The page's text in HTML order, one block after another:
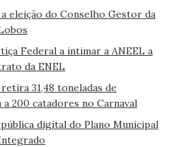
eleição do Conselho Gestor da
Federal a intimar a ANEEL a
da ENEL
31,48 toneladas de
200 catadores no Carnaval
digital do Plano Municipal